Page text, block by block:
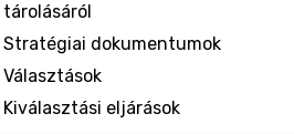
tárolásáról
Stratégiai dokumentumok
Választások
Kiválasztási eljárások